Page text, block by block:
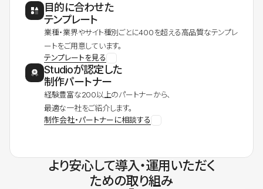
目的に合わせた
テンプレート
業種・業界やサイト種別ごとに400を超える高品質なテンプレ
ートをご用意しています。
テンプレートを見る
Studioが認定した
制作パートナー
経験豊富な200以上のパートナーから、
最適な一社をご紹介します。
制作会社・パートナーに相談する
より安心して導入・運用いただく
ための取り組み